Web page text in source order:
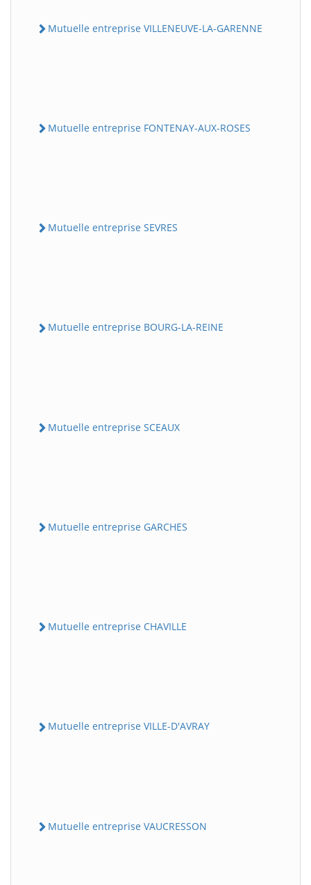
Mutuelle entreprise VILLENEUVE-LA-GARENNE
Mutuelle entreprise FONTENAY-AUX-ROSES
Mutuelle entreprise SEVRES
Mutuelle entreprise BOURG-LA-REINE
Mutuelle entreprise SCEAUX
Mutuelle entreprise GARCHES
Mutuelle entreprise CHAVILLE
Mutuelle entreprise VILLE-D'AVRAY
Mutuelle entreprise VAUCRESSON